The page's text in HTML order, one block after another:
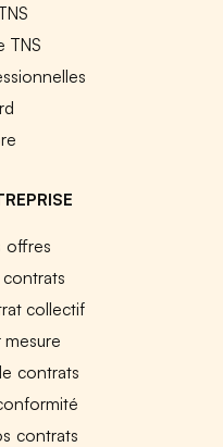
TNS
offres
collectif
mesure
contrats
contrats